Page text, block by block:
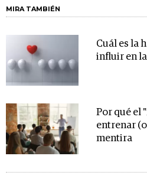
MIRA TAMBIÉN
Cuál es la
influir en
Por qué el
entrenar
mentira